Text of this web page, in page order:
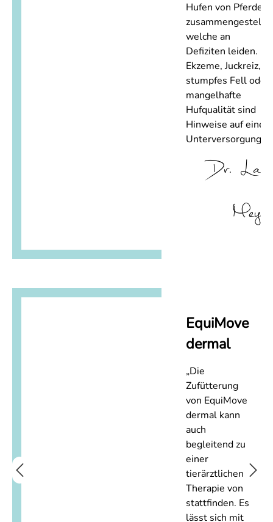
Hufen von Pferden
zusammengestellt,
welche an
Defiziten leiden.
Ekzeme, Juckreiz,
stumpfes Fell oder
mangelhafte
Hufqualität sind
Hinweise auf eine
Unterversorgung.“
Dr. Lars
Meyer
EquiMove
dermal
„Die
Zufütterung
von EquiMove
dermal kann
auch
begleitend zu
einer
tierärztlichen
Therapie von
stattfinden. Es
lässt sich mit